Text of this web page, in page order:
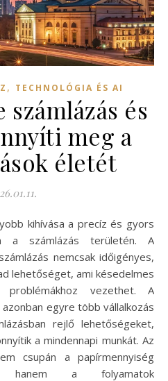
, TECHNOLÓGIA ÉS AI
és
meg a
életét
a számlázás területén. A
nemcsak időigényes,
lehetőséget, ami késedelmes
vezethet. A
egyre több vállalkozás
rejlő lehetőségeket,
a mindennapi munkát. Az
csupán a papírmennyiség
hanem a folyamatok